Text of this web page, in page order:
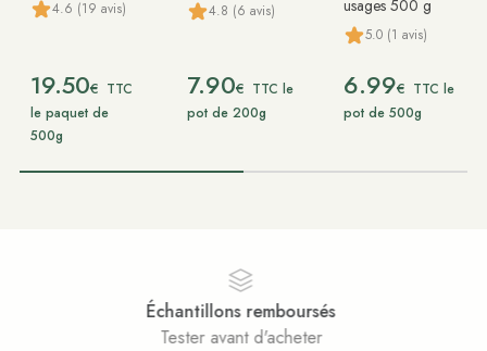
4.6 (19 avis)
19.50€ TTC
le paquet de
500g
4.8 (6 avis)
7.90€ TTC le
pot de 200g
usages 500 g
5.0 (1 avis)
6.99€ TTC le
pot de 500g
Paiement sécurisé
Achats 100% sécurisés